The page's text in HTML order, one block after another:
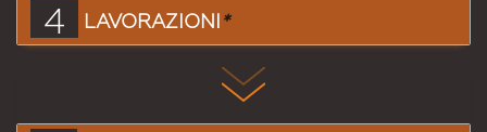
4 LAVORAZIONI*